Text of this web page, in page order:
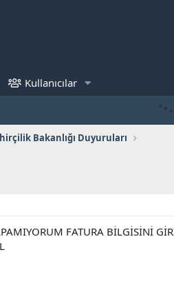
Kullanıcılar
Bakanlığı Duyuruları
FATURA BİLGİSİNİ